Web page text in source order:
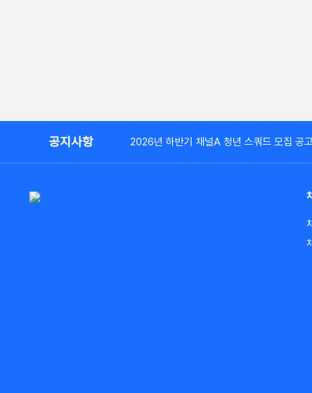
공지사항 2026년 하반기 채널A 청년 스쿼드 모집 공